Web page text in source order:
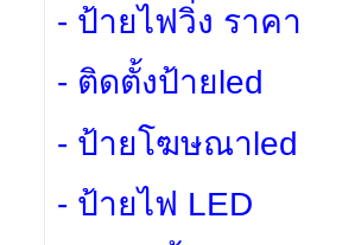
- ป้ายไฟวิ่ง ราคา
- ติดตั้งป้ายled
- ป้ายโฆษณาled
- ป้ายไฟ LED